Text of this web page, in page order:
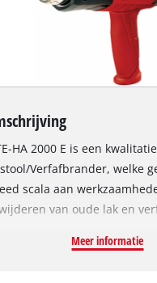
HA 2000 E is een
Verfafbrander, welke
scala aan
van oude lak en
wordt een grote mate van
Meer informatie